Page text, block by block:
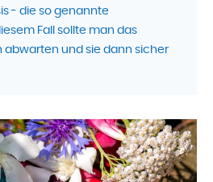
- die so genannte
Fall sollte man das
abwarten und sie dann sicher